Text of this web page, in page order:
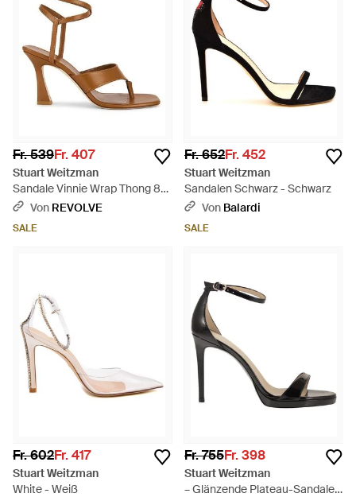
Fr. 539Fr. 407
Stuart Weitzman
Sandale Vinnie Wrap Thong 85
- Mehrfarbig
Von REVOLVE
SALE
Fr. 652Fr. 452
Stuart Weitzman
Sandalen Schwarz - Schwarz
Von Balardi
SALE
Fr. 602Fr. 417
Stuart Weitzman
White - Weiß
Fr. 755Fr. 398
Stuart Weitzman
– Glänzende Plateau-Sandalen